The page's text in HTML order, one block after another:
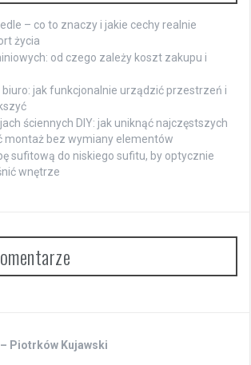
– co to znaczy i jakie cechy realnie
życia
od czego zależy koszt zakupu i
biuro: jak funkcjonalnie urządzić przestrzeń i
ściennych DIY: jak uniknąć najczęstszych
montaż bez wymiany elementów
sufitową do niskiego sufitu, by optycznie
wnętrze
Piotrków Kujawski